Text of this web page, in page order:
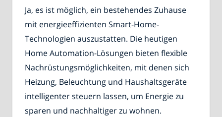
Ja, es ist möglich, ein bestehendes Zuhause
mit energieeffizienten Smart-Home-
Technologien auszustatten. Die heutigen
Home Automation-Lösungen bieten flexible
Nachrüstungsmöglichkeiten, mit denen sich
Heizung, Beleuchtung und Haushaltsgeräte
intelligenter steuern lassen, um Energie zu
sparen und nachhaltiger zu wohnen.